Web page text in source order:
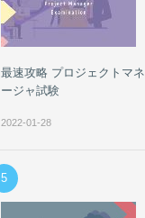
最速攻略 プロジェクトマネ
ージャ試験
2022-01-28
5